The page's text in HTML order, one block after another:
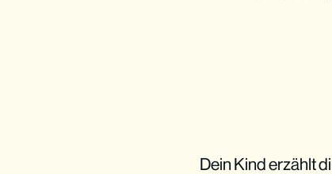
Dein Kind erzählt